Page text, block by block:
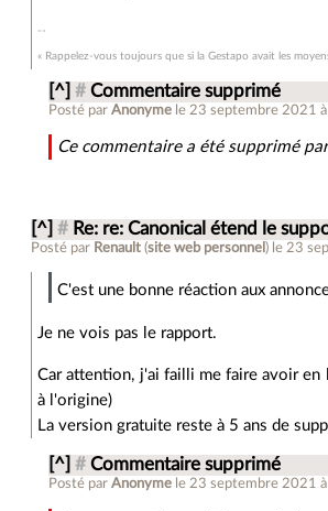
« Rappelez-vous toujours que si la Gestapo avait les
[^] # Commentaire supprimé
Posté parAnonyme le 23 septembre 2021
Ce commentaire a été supprimé
[^] # Re: re: Canonical étend le
Posté par Renault (site web personnel ) le 23
C'est une bonne réaction aux
Je ne vois pas le rapport.
Car attention, j'ai failli me faire avoir
à l'origine)
La version gratuite reste à 5 ans de
[^] # Commentaire supprimé
Posté parAnonyme le 23 septembre 2021